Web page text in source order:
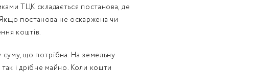
ТЦК складається постанова, де
постанова не оскаржена чи
коштів.
що потрібна. На земельну
так і дрібне майно. Коли кошти